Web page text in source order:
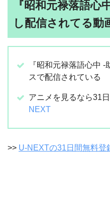
『昭和元禄落語心
し配信されてる動
『昭和元禄落語心中
スで配信されている
アニメを見るなら31
NEXT
>> U-NEXTの31日間無料登